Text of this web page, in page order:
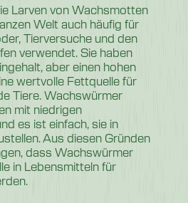
Larven von Wachsmotten
Welt auch häufig für
Tierversuche und den
verwendet. Sie haben
aber einen hohen
wertvolle Fettquelle für
Tiere. Wachswürmer
mit niedrigen
es ist einfach, sie in
Aus diesen Gründen
dass Wachswürmer
in Lebensmitteln für